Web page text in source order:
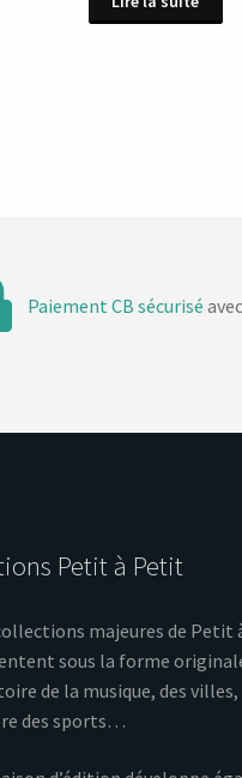
Paiement CB sécurisé
Petit à Petit
majeures de Petit
sous la forme
de la musique, des villes,
des sports…